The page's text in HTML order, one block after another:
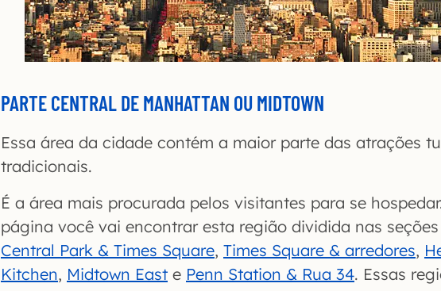
PARTE CENTRAL DE MANHATTAN OU MIDTOWN
Essa área da cidade contém a maior parte das atrações
tradicionais.
É a área mais procurada pelos visitantes para se
página você vai encontrar esta região dividida nas seções
Central Park & Times Square, Times Square & arredores,
Kitchen, Midtown East e Penn Station & Rua 34. Essas